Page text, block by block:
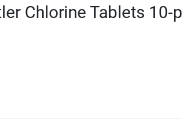
Chlorine Tablets 10-